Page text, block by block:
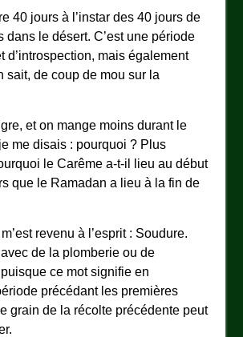
40 jours à l’instar des 40 jours de
dans le désert. C’est une période
d’introspection, mais également
sait, de coup de mou sur la
et on mange moins durant le
me disais : pourquoi ? Plus
le Carême a-t-il lieu au début
que le Ramadan a lieu à la fin de
revenu à l’esprit : Soudure.
de la plomberie ou de
puisque ce mot signifie en
précédant les premières
grain de la récolte précédente peut